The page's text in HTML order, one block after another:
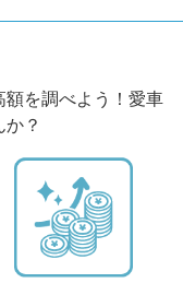
額を調べよう！愛車
？